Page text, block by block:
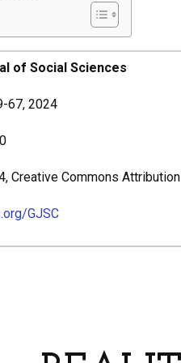
of Social Sciences
67, 2024
Creative Commons
GJSC